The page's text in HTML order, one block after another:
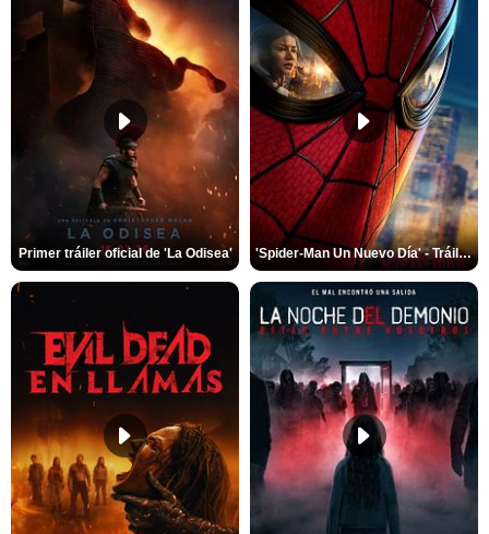
Primer tráiler oficial de 'La Odisea' 'Spider-Man Un Nuevo Día' - Tráiler oficial subtitulado